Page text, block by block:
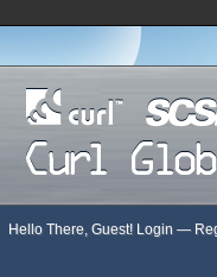
Hello There, Guest! Login —